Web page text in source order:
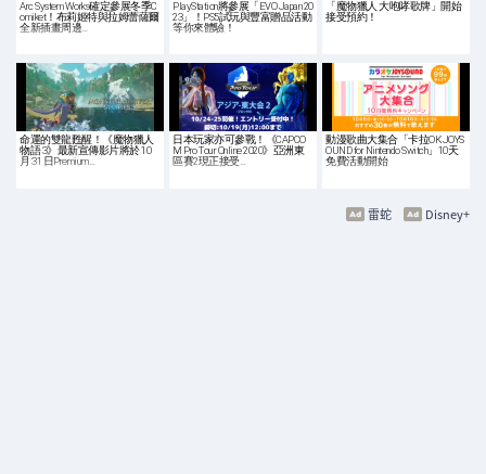
Arc System Works確定參展冬季C
omiket！布莉姬特與拉姆蕾薩爾
全新插畫周邊…
PlayStation將參展「EVO Japan 20
23」！PS5試玩與豐富贈品活動
等你來體驗！
「魔物獵人 大咆哮歌牌」開始
接受預約！
命運的雙龍甦醒！《魔物獵人
物語 3》最新宣傳影片將於 10
月 31 日Premium…
日本玩家亦可參戰！《CAPCO
M Pro Tour Online 2020》亞洲東
區賽2現正接受…
動漫歌曲大集合「卡拉OK JOYS
OUND for Nintendo Switch」10天
免費活動開始
Disney+
雷蛇